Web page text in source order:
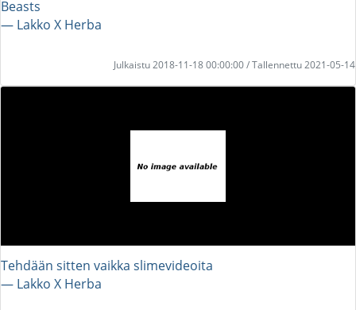
Beasts
― Lakko X Herba
Julkaistu 2018-11-18 00:00:00 / Tallennettu 2021-05-14
Tehdään sitten vaikka slimevideoita
― Lakko X Herba